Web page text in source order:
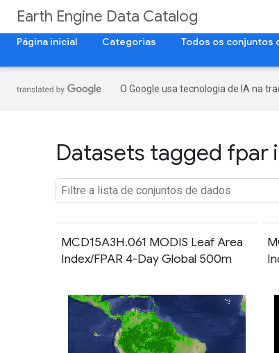
Earth Engine Data Catalog
Página inicial
Categorias Todos os conjuntos
O Google usa tecnologia de IA na
Datasets tagged fpar
MCD15A3H.061 MODIS Leaf Area
Index/FPAR 4-Day Global 500m